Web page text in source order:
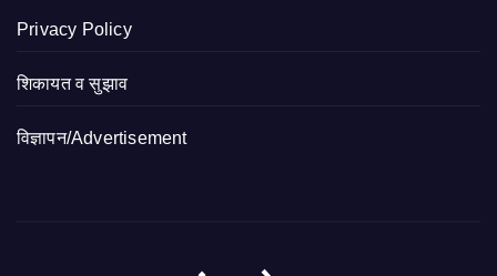
Privacy Policy
शिकायत व सुझाव
विज्ञापन/Advertisement